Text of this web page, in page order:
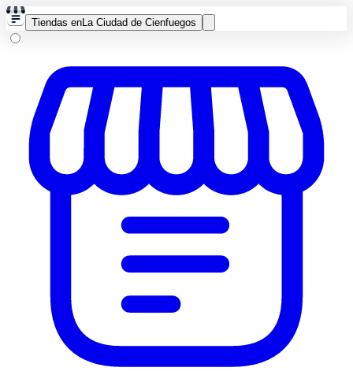
Tiendas enLa Ciudad de Cienfuegos